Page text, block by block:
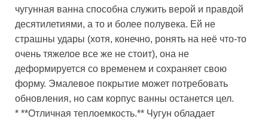
чугунная ванна способна служить верой и правдой
десятилетиями, а то и более полувека. Ей не
страшны удары (хотя, конечно, ронять на неё что-то
очень тяжелое все же не стоит), она не
деформируется со временем и сохраняет свою
форму. Эмалевое покрытие может потребовать
обновления, но сам корпус ванны останется цел.
* **Отличная теплоемкость.** Чугун обладает